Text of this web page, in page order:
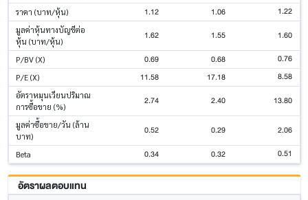
ราคา (บาท/หุ้น) 1.12 1.06 1.22
มูลค่าหุ้นทางบัญชีต่อ
หุ้น (บาท/หุ้น)
1.62 1.55 1.60
P/BV (X) 0.69 0.68 0.76
P/E (X) 11.58 17.18 8.58
อัตราหมุนเวียนปริมาณ
การซื้อขาย (%)
2.74 2.40 13.80
มูลค่าซื้อขาย/วัน (ล้าน
บาท)
0.52 0.29 2.06
Beta 0.34 0.32 0.51
อัตราผลตอบแทน